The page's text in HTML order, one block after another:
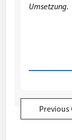
Umsetzung.
Previous